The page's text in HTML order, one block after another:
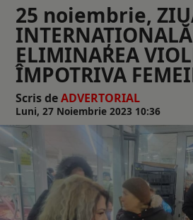
25 noiembrie,
ELIMINAREA
ÎMPOTRIVA
Scris deADVERTORIAL
Luni, 27 Noiembrie 2023 10:36